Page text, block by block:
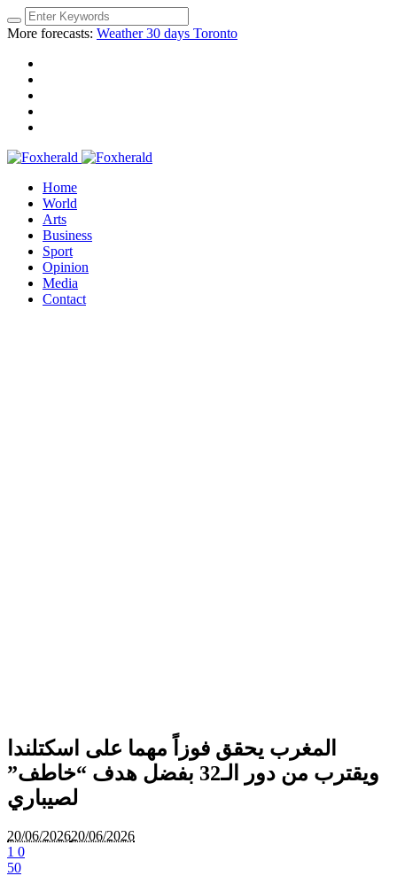
More forecasts: Weather 30 days Toronto
Home
World
Arts
Business
Sport
Opinion
Media
Contact
المغرب يحقق فوزاً مهما على اسكتلندا
ويقترب من دور الـ32 بفضل هدف “خاطف”
لصيباري
20/06/202620/06/2026
1 0
50